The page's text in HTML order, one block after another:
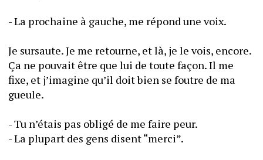
- La prochaine à gauche, me répond une voix.
Je sursaute. Je me retourne, et là, je le vois, encore.
Ça ne pouvait être que lui de toute façon. Il me
fixe, et j’imagine qu’il doit bien se foutre de ma
- Tu n’étais pas obligé de me faire peur.
- La plupart des gens disent “merci”.